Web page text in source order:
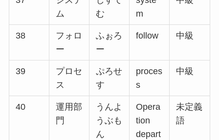
ム
む
m
38
フォロ
ー
ふぉろ
ー
follow 中級
39
プロセ
ス
ぷろせ
す
proces
s
中級
40
運用部
門
うんよ
うぶも
ん
Opera
tion
depart
未定義
語